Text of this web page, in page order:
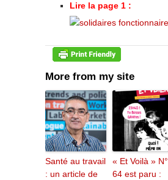
Lire la page 1 :
More from my site
Santé au travail
: un article de
« Et Voilà » N°
64 est paru :